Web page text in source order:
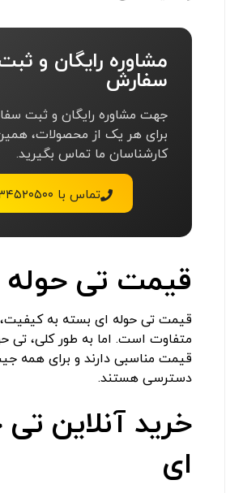
مشاوره رایگان و
سفارش
جهت مشاوره رایگان و ثبت
برای هر یک از محصولات، همین
کارشناسان ما تماس بگیرید.
تماس با ۳۴۵۲۰۵۰۰-۰۳۱
قیمت تی حوله
قیمت تی حوله ای بسته به کیفیت،
متفاوت است. اما به طور کلی، تی
قیمت مناسبی دارند و برای همه
دسترسی هستند.
خرید آنلاین
ای